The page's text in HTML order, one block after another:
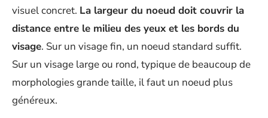
visuel concret. La largeur du noeud doit couvrir la
distance entre le milieu des yeux et les bords du
visage. Sur un visage fin, un noeud standard suffit.
Sur un visage large ou rond, typique de beaucoup de
morphologies grande taille, il faut un noeud plus
généreux.